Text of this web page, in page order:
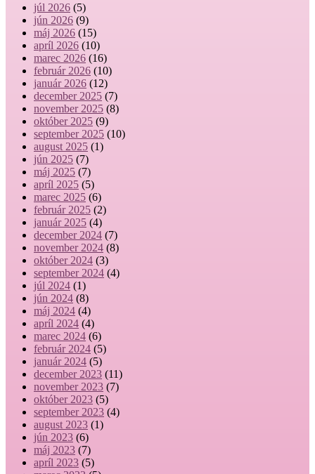
júl 2026 (5)
jún 2026 (9)
máj 2026 (15)
apríl 2026 (10)
marec 2026 (16)
február 2026 (10)
január 2026 (12)
december 2025 (7)
november 2025 (8)
október 2025 (9)
september 2025 (10)
august 2025 (1)
jún 2025 (7)
máj 2025 (7)
apríl 2025 (5)
marec 2025 (6)
február 2025 (2)
január 2025 (4)
december 2024 (7)
november 2024 (8)
október 2024 (3)
september 2024 (4)
júl 2024 (1)
jún 2024 (8)
máj 2024 (4)
apríl 2024 (4)
marec 2024 (6)
február 2024 (5)
január 2024 (5)
december 2023 (11)
november 2023 (7)
október 2023 (5)
september 2023 (4)
august 2023 (1)
jún 2023 (6)
máj 2023 (7)
apríl 2023 (5)